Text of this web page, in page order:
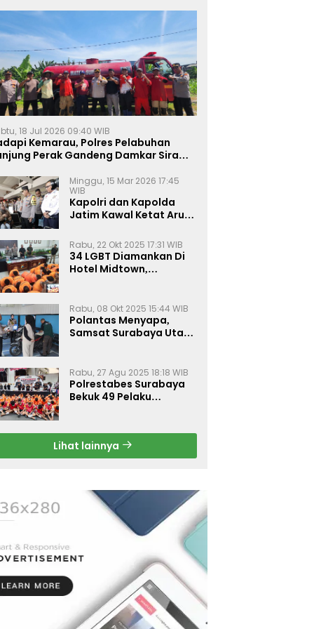
18 Jul 2026 09:40 WIB
Kemarau, Polres Pelabuhan
Perak Gandeng Damkar Siram
Minggu, 15 Mar 2026 17:45
WIB
Kapolri dan Kapolda
Jatim Kawal Ketat Arus
Rabu, 22 Okt 2025 17:31 WIB
34 LGBT Diamankan Di
Hotel Midtown,
Rabu, 08 Okt 2025 15:44 WIB
Polantas Menyapa,
Samsat Surabaya Utara
Rabu, 27 Agu 2025 18:18 WIB
Polrestabes Surabaya
Bekuk 49 Pelaku
Gratis
Lihat lainnya